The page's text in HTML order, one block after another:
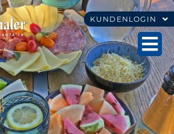
KUNDENLOGIN